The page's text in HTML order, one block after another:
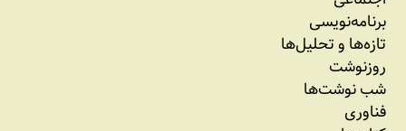
برنامه‏‌نویسی
تازه‌‌ها و تحلیل‌ها
روزنوشت
شب نوشت‌ها
فناوری